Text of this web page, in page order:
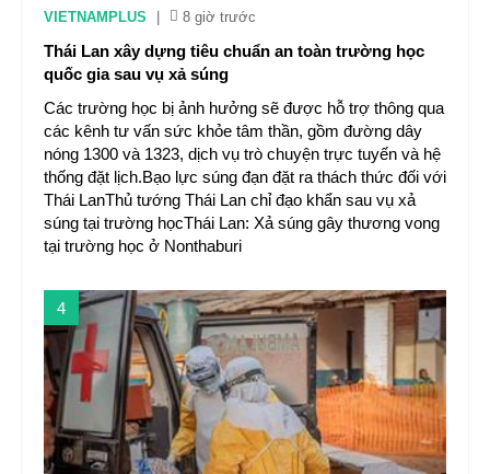
VIETNAMPLUS 8 giờ trước
Thái Lan xây dựng tiêu chuẩn an toàn trường học
quốc gia sau vụ xả súng
Các trường học bị ảnh hưởng sẽ được hỗ trợ thông qua
các kênh tư vấn sức khỏe tâm thần, gồm đường dây
nóng 1300 và 1323, dịch vụ trò chuyện trực tuyến và hệ
thống đặt lịch.Bạo lực súng đạn đặt ra thách thức đối với
Thái LanThủ tướng Thái Lan chỉ đạo khẩn sau vụ xả
súng tại trường họcThái Lan: Xả súng gây thương vong
tại trường học ở Nonthaburi
4